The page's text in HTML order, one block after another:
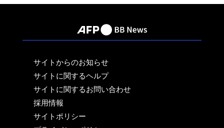
サイトからのお知らせ
サイトに関するヘルプ
サイトに関するお問い合わせ
採用情報
サイトポリシー